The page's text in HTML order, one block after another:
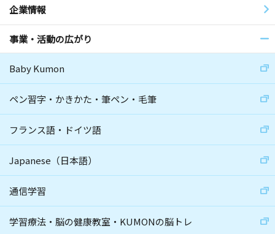
企業情報
事業・活動の広がり
Baby Kumon
ペン習字・かきかた・筆ペン・毛筆
フランス語・ドイツ語
Japanese（日本語）
通信学習
学習療法・脳の健康教室・KUMONの脳トレ